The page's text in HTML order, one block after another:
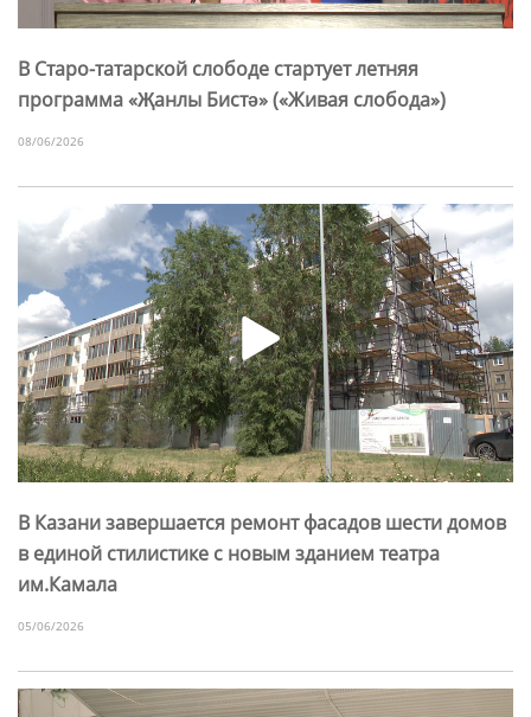
В Старо-татарской слободе стартует летняя
программа «Җанлы Бистә» («Живая слобода»)
08/06/2026
В Казани завершается ремонт фасадов шести домов
в единой стилистике с новым зданием театра
им.Камала
05/06/2026